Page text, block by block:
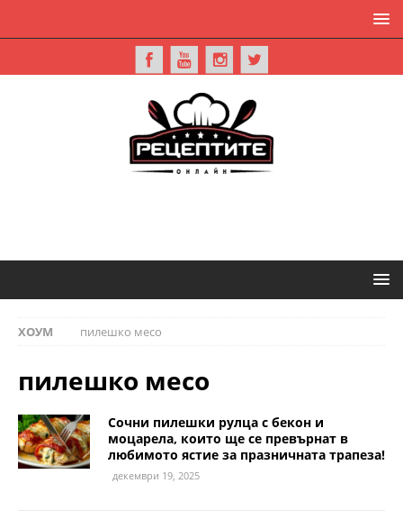
ХОУМ пилешко месо
пилешко месо
Сочни пилешки рулца с бекон и
моцарела, които ще се превърнат в
любимото ястие за празничната трапеза!
декември 19, 2025